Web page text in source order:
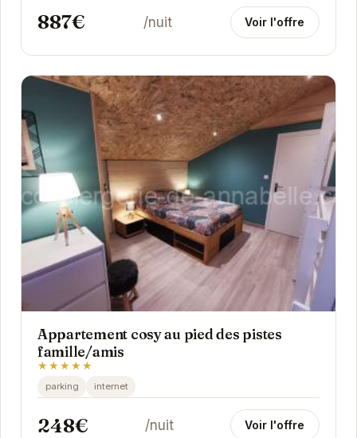
887€ /nuit Voir l'offre
Appartement cosy au pied des pistes
famille/amis
★★★★★
parking internet
248€ /nuit Voir l'offre